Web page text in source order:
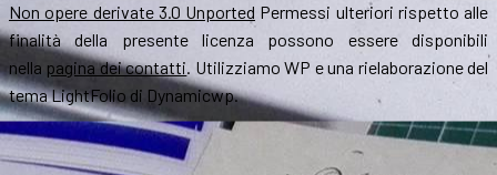
Non opere derivate 3.0 Unported Permessi ulteriori rispetto alle
finalità della presente licenza possono essere disponibili
nella pagina dei contatti. Utilizziamo WP e una rielaborazione del
tema LightFolio di Dynamicwp.